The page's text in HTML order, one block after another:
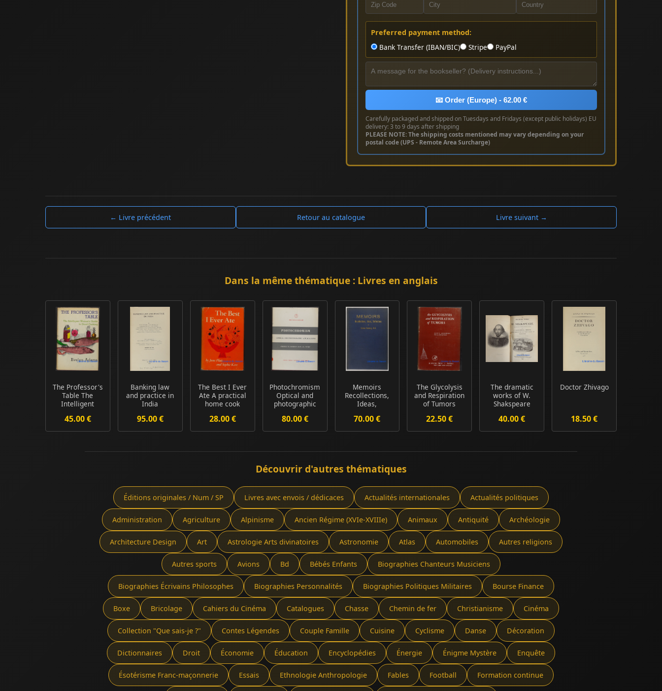
Preferred payment method:
Bank Transfer (IBAN/BIC)
Stripe PayPal
📧 Order (Europe) - 62.00 €
Carefully packaged and shipped on Tuesdays and Fridays (except public holidays) EU
delivery: 3 to 9 days after shipping
PLEASE NOTE: The shipping costs mentioned may vary depending on your
postal code (UPS - Remote Area Surcharge)
← Livre précédent Retour au catalogue Livre suivant →
Dans la même thématique : Livres en anglais
The Professor's
Table The
Intelligent
to ...
45.00 €
Banking law
and practice in
India
95.00 €
The Best I Ever
Ate A practical
home cook
28.00 €
Photochromism
Optical and
photographic
80.00 €
Memoirs
Recollections,
Ideas,
70.00 €
The Glycolysis
and Respiration
of Tumors
22.50 €
The dramatic
works of W.
Shakspeare
40.00 €
Doctor Zhivago
18.50 €
Découvrir d'autres thématiques
Éditions originales / Num / SP Livres avec envois / dédicaces Actualités internationales Actualités politiques
Administration Agriculture Alpinisme Ancien Régime (XVIe-XVIIIe) Animaux Antiquité Archéologie
Architecture Design Art Astrologie Arts divinatoires Astronomie Atlas Automobiles Autres religions
Autres sports Avions Bd Bébés Enfants Biographies Chanteurs Musiciens
Biographies Écrivains Philosophes Biographies Personnalités Biographies Politiques Militaires Bourse Finance
Boxe Bricolage Cahiers du Cinéma Catalogues Chasse Chemin de fer Christianisme Cinéma
Collection "Que sais-je ?" Contes Légendes Couple Famille Cuisine Cyclisme Danse Décoration
Dictionnaires Droit Économie Éducation Encyclopédies Énergie Énigme Mystère Enquête
Ésotérisme Franc-maçonnerie Essais Ethnologie Anthropologie Fables Football Formation continue